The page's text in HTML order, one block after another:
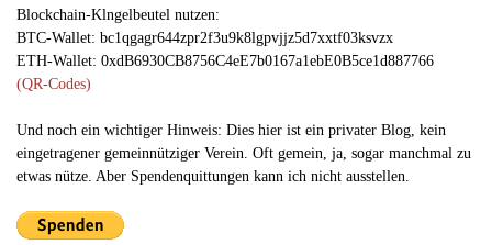
Blockchain-Klngelbeutel nutzen:
BTC-Wallet: bc1qgagr644zpr2f3u9k8lgpvjjz5d7xxtf03ksvzx
ETH-Wallet: 0xdB6930CB8756C4eE7b0167a1ebE0B5ce1d887766
(QR-Codes)
Und noch ein wichtiger Hinweis: Dies hier ist ein privater Blog, kein
eingetragener gemeinnütziger Verein. Oft gemein, ja, sogar manchmal zu
etwas nütze. Aber Spendenquittungen kann ich nicht ausstellen.